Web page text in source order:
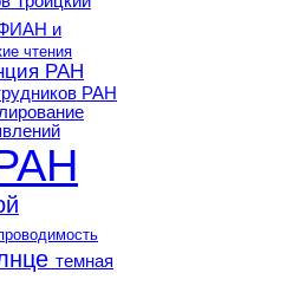
и
чтения
РАН
РАН
темная